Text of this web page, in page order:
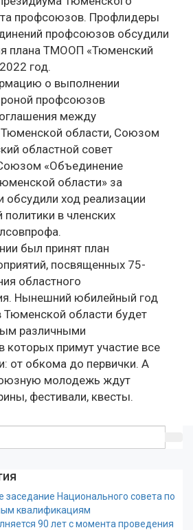
профсоюзов. Профлидеры
профсоюзов обсудили
плана ТМООП «Тюменский
год.
о выполнении
профсоюзов
между
Тюменской области, Союзом
областной совет
«Объединение
области» за
ход реализации
в членских
был принят план
посвященных 75-
областного
Нынешний юбилейный год
области будет
различными
которых примут участие все
от обкома до первички. А
молодежь ждут
фестивали, квесты.
заседание Национального совета по
квалификациям
90 лет с момента проведения